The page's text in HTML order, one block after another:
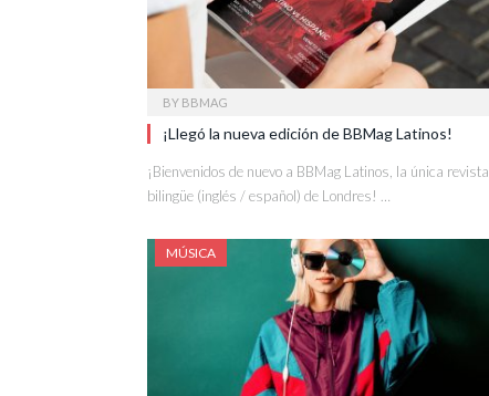
BY BBMAG
¡Llegó la nueva edición de BBMag Latinos!
¡Bienvenidos de nuevo a BBMag Latinos, la única revista
bilingüe (inglés / español) de Londres! …
MÚSICA